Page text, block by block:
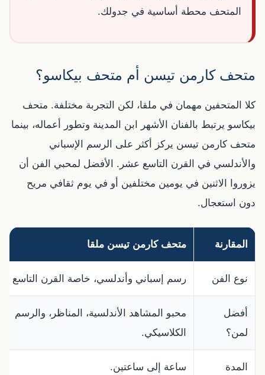
المتحف محطة أساسية في جدولك.
متحف كارمن تيسن أم متحف بيكاسو؟
كلا المتحفين مهمان في ملقا، لكن التجربة مختلفة. متحف
بيكاسو يرتبط بالفنان الأشهر ابن المدينة وتطور أعماله، بينما
متحف كارمن تيسن يركز أكثر على الرسم الإسباني
والأندلسي في القرن التاسع عشر. الأفضل لمحبي الفن أن
يزوروا الاثنين في يومين مختلفين أو في يوم ثقافي مريح
دون استعجال.
المقارنة متحف كارمن تيسن ملقا
نوع الفن رسم إسباني وأندلسي، خاصة القرن التاسع
أفضل
لمن؟
محبو المشاهد الأندلسية، المناظر، والرسم
الكلاسيكي.
المدة ساعة إلى ساعتين.